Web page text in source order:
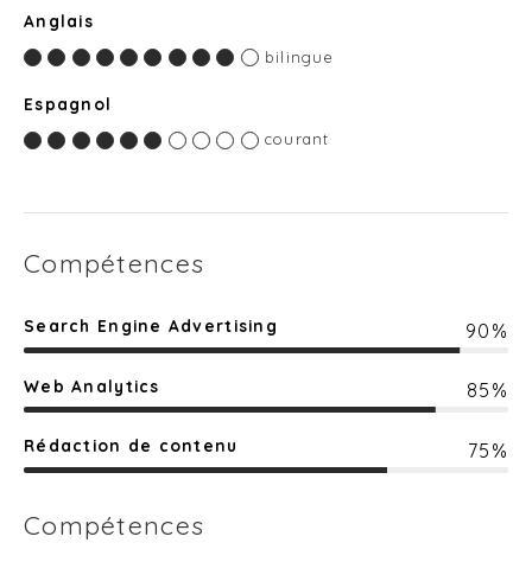
Anglais
bilingue
Espagnol
courant
Compétences
Search Engine Advertising 90%
Web Analytics 85%
Rédaction de contenu 75%
Compétences